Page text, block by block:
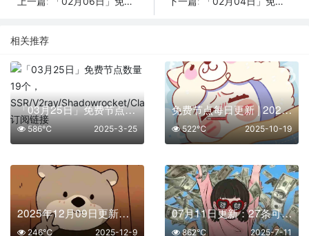
相关推荐
「03月25日」免费节点数量19个，SSR/V2ray/Shadowrocket/Clash订阅链接
2025-3-25
586℃
免费节点每日更新 | 2025年10月19日SSR/V2Ray/Clash可用订阅
2025-10-19
522℃
2025年12月09日更新：29条SSR/V2Ray/Clash可用免费节点
2025-12-9
246℃
07月11日更新：27条可用免费节点 | 2025年SSR/V2ray/Clash订阅链接
2025-7-11
862℃